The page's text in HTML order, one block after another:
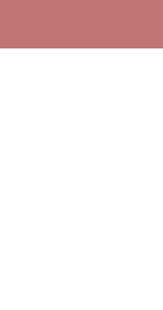
Hauptinhalt